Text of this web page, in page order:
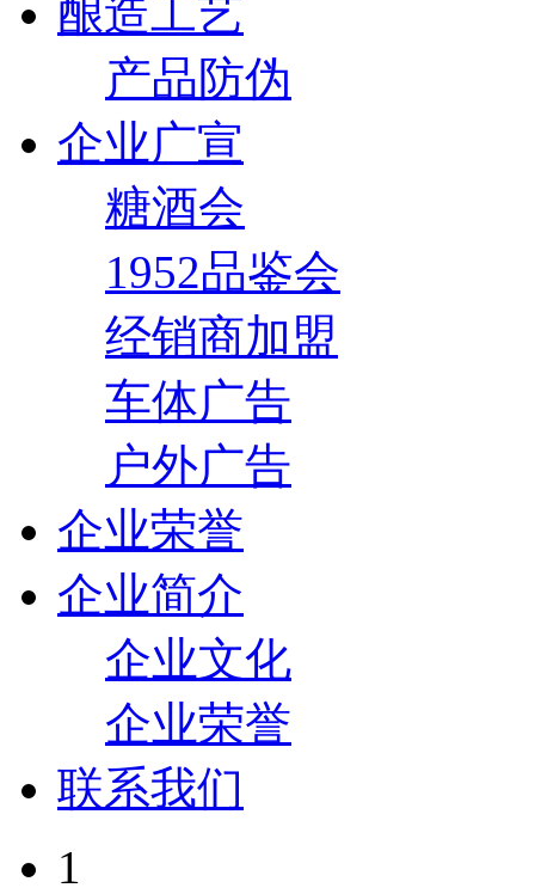
酿造工艺
产品防伪
企业广宣
糖酒会
1952品鉴会
经销商加盟
车体广告
户外广告
企业荣誉
企业简介
企业文化
企业荣誉
联系我们
1